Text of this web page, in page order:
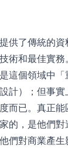
供了傳統的
術和最佳實
這個領域中
計）；但事
而已。真正
的，是他們
們對商業產生